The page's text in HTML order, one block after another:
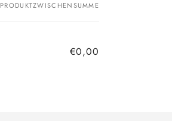
PRODUKTZWISCHENSUMME
€0,00